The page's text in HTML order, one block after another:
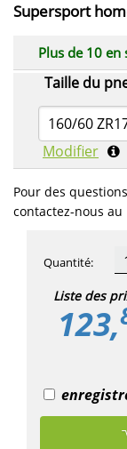
Supersport
Taille du
160/60
Modifier
Plus de 10 en
Pour des
contactez-nous au
Liste des
123,
Quantité: